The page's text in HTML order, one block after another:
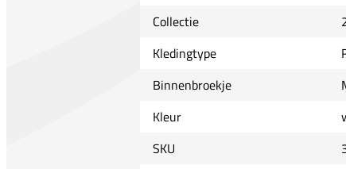
Collectie
Kledingtype
Binnenbroekje
Kleur
SKU